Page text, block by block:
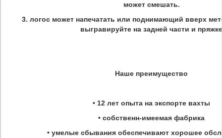
может смешать.
3. логос может напечатать или поднимающий вверх
выгравируйте на задней части и пряжке
Наше преимущество
• 12 лет опыта на экспорте вахты
• собственн-имеемая фабрика
• умелые сбывания обеспечивают хорошее